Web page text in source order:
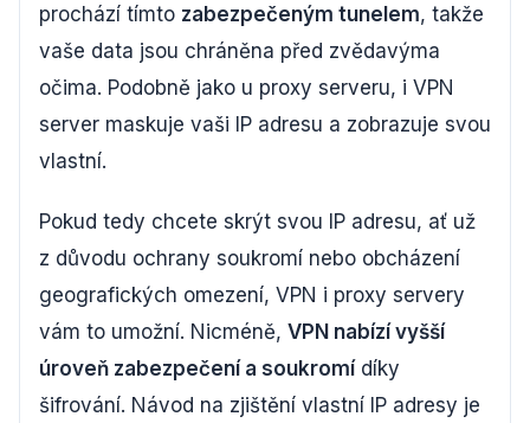
prochází tímto zabezpečeným tunelem, takže
vaše data jsou chráněna před zvědavýma
očima. Podobně jako u proxy serveru, i VPN
server maskuje vaši IP adresu a zobrazuje svou
vlastní.
Pokud tedy chcete skrýt svou IP adresu, ať už
z důvodu ochrany soukromí nebo obcházení
geografických omezení, VPN i proxy servery
vám to umožní. Nicméně, VPN nabízí vyšší
úroveň zabezpečení a soukromídíky
šifrování. Návod na zjištění vlastní IP adresy je